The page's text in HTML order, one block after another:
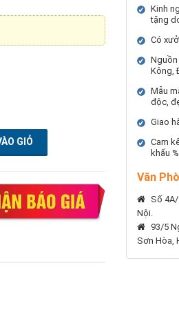
Kinh
tặng
Có
Nguồn
Kông,
Mẫu
độc,
Giao
Cam
khấu
Văn
Số
Nội.
93/5
Sơn Hòa,